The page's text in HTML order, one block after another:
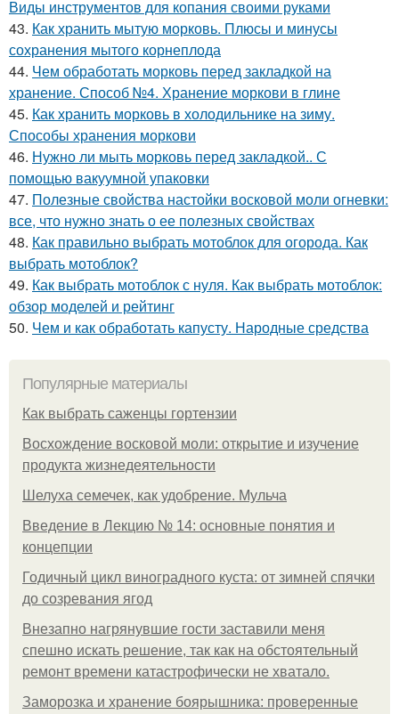
Виды инструментов для копания своими руками
43. Как хранить мытую морковь. Плюсы и минусы
сохранения мытого корнеплода
44. Чем обработать морковь перед закладкой на
хранение. Способ №4. Хранение моркови в глине
45. Как хранить морковь в холодильнике на зиму.
Способы хранения моркови
46. Нужно ли мыть морковь перед закладкой.. С
помощью вакуумной упаковки
47. Полезные свойства настойки восковой моли огневки:
все, что нужно знать о ее полезных свойствах
48. Как правильно выбрать мотоблок для огорода. Как
выбрать мотоблок?
49. Как выбрать мотоблок с нуля. Как выбрать мотоблок:
обзор моделей и рейтинг
50. Чем и как обработать капусту. Народные средства
Популярные материалы
Как выбрать саженцы гортензии
Восхождение восковой моли: открытие и изучение
продукта жизнедеятельности
Шелуха семечек, как удобрение. Мульча
Введение в Лекцию № 14: основные понятия и
концепции
Годичный цикл виноградного куста: от зимней спячки
до созревания ягод
Внезапно нагрянувшие гости заставили меня
спешно искать решение, так как на обстоятельный
ремонт времени катастрофически не хватало.
Заморозка и хранение боярышника: проверенные